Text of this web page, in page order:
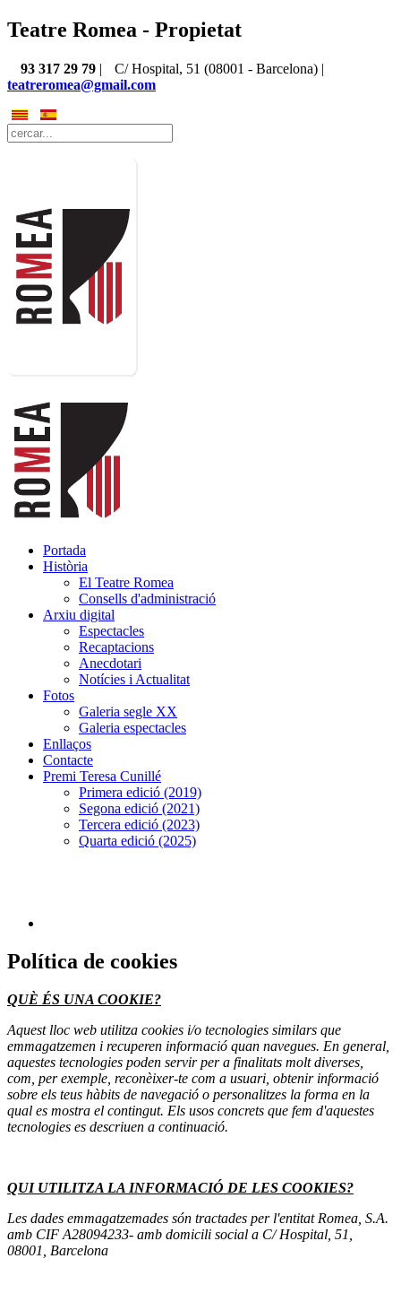
Teatre Romea - Propietat
93 317 29 79 |
C/ Hospital, 51 (08001 - Barcelona) |
teatreromea@gmail.com
Portada
Història
El Teatre Romea
Consells d'administració
Arxiu digital
Espectacles
Recaptacions
Anecdotari
Notícies i Actualitat
Fotos
Galeria segle XX
Galeria espectacles
Enllaços
Contacte
Premi Teresa Cunillé
Primera edició (2019)
Segona edició (2021)
Tercera edició (2023)
Quarta edició (2025)
Política de cookies
QUÈ ÉS UNA COOKIE?
Aquest lloc web utilitza cookies i/o tecnologies similars que
emmagatzemen i recuperen informació quan navegues. En general,
aquestes tecnologies poden servir per a finalitats molt diverses,
com, per exemple, reconèixer-te com a usuari, obtenir informació
sobre els teus hàbits de navegació o personalitzes la forma en la
qual es mostra el contingut. Els usos concrets que fem d'aquestes
tecnologies es descriuen a continuació.
QUI UTILITZA LA INFORMACIÓ DE LES COOKIES?
Les dades emmagatzemades són tractades per l'entitat Romea, S.A.
amb CIF A28094233- amb domicili social a C/ Hospital, 51,
08001, Barcelona